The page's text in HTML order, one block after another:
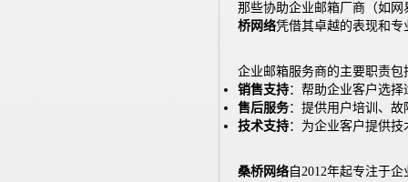
那些协助企业邮箱厂商（如
桥网络凭借其卓越的表现和
企业邮箱服务商的主要职责包
销售支持：帮助企业客户选
售后服务：提供用户培训、
技术支持：为企业客户提供
桑桥网络 自2012年起专注于